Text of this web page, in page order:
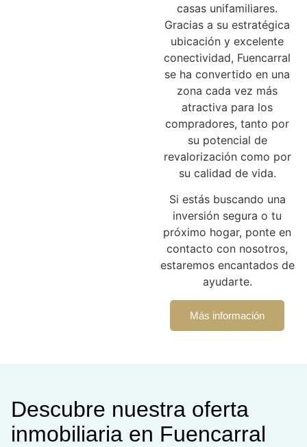
casas unifamiliares.
Gracias a su estratégica
ubicación y excelente
conectividad, Fuencarral
se ha convertido en una
zona cada vez más
atractiva para los
compradores, tanto por
su potencial de
revalorización como por
su calidad de vida.
Si estás buscando una
inversión segura o tu
próximo hogar, ponte en
contacto con nosotros,
estaremos encantados de
ayudarte.
Más información
Descubre nuestra oferta
inmobiliaria en Fuencarral